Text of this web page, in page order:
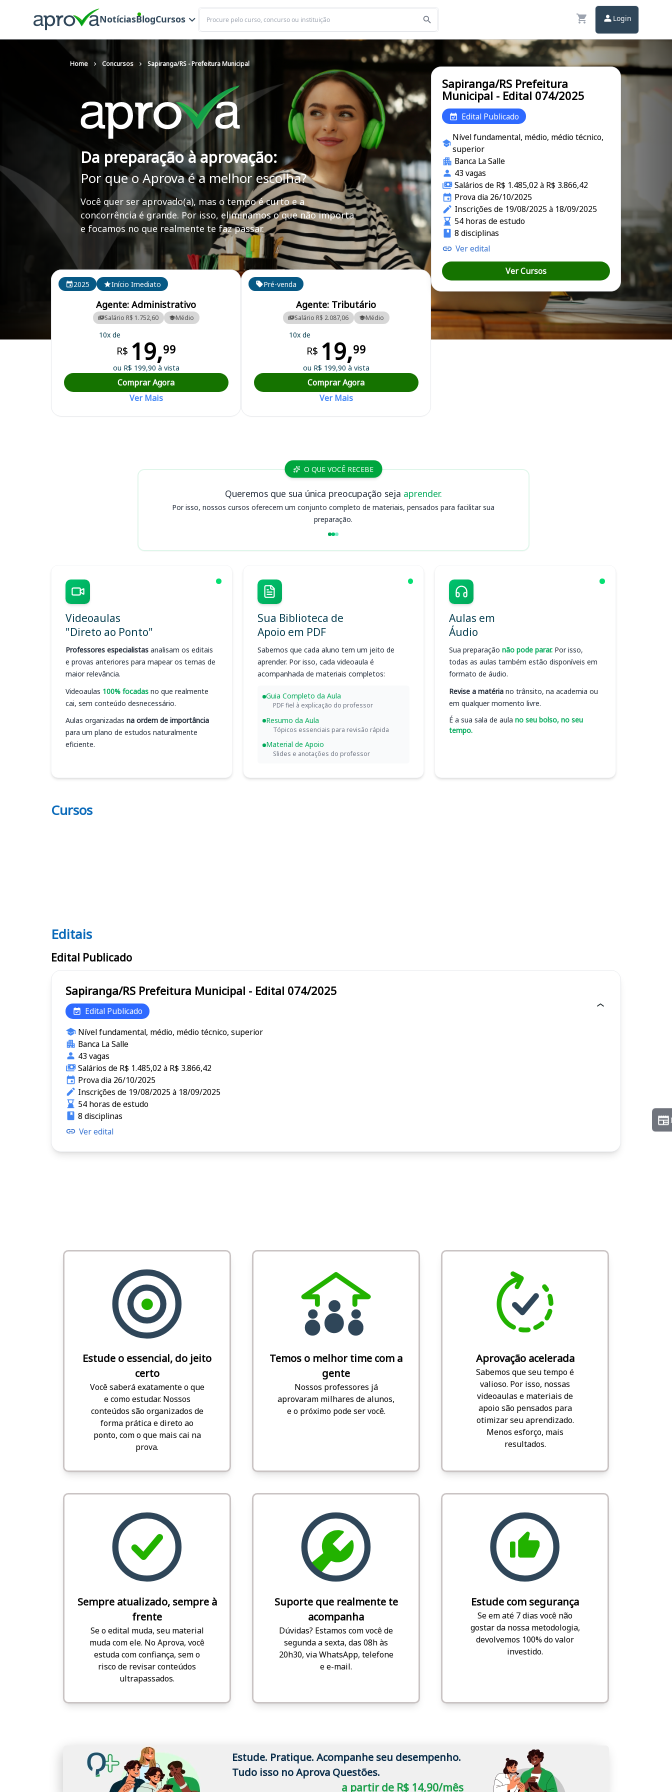
NotíciasBlogCursos
Buscar
Login
Home Concursos Sapiranga/RS - Prefeitura Municipal
Da preparação à aprovação:
Por que o Aprova é a melhor escolha?
Você quer ser aprovado(a), mas o tempo é curto e a
concorrência é grande. Por isso, eliminamos o que não importa
e focamos no que realmente te faz passar.
Curso Preparatório para o Concurso Sapiranga/RS - Prefeitura Municipal
Cursos em destaque para passar no concurso
2025
Início Imediato
Agente: Administrativo
Salário R$ 1.752,60 Médio
10x de
R$ 19,99
ou R$ 199,90 à vista
Comprar Agora
Ver Mais
Pré-venda
Agente: Tributário
Salário R$ 2.087,06 Médio
10x de
R$ 19,99
ou R$ 199,90 à vista
Comprar Agora
Ver Mais
Sapiranga/RS Prefeitura
Municipal - Edital 074/2025
Edital Publicado
Nível fundamental, médio, médio técnico,
superior
Banca La Salle
43 vagas
Salários de R$ 1.485,02 à R$ 3.866,42
Prova dia 26/10/2025
Inscrições de 19/08/2025 à 18/09/2025
54 horas de estudo
8 disciplinas
Ver edital
Ver Cursos
O QUE VOCÊ RECEBE
Queremos que sua única preocupação seja aprender.
Por isso, nossos cursos oferecem um conjunto completo de materiais, pensados para facilitar sua
preparação.
Videoaulas
"Direto ao Ponto"
Professores especialistas analisam os editais
e provas anteriores para mapear os temas de
maior relevância.
Videoaulas 100% focadas no que realmente
cai, sem conteúdo desnecessário.
Aulas organizadas na ordem de importância
para um plano de estudos naturalmente
eficiente.
Sua Biblioteca de
Apoio em PDF
Sabemos que cada aluno tem um jeito de
aprender. Por isso, cada videoaula é
acompanhada de materiais completos:
Guia Completo da Aula
PDF fiel à explicação do professor
Resumo da Aula
Tópicos essenciais para revisão rápida
Material de Apoio
Slides e anotações do professor
Aulas em
Áudio
Sua preparação não pode parar. Por isso,
todas as aulas também estão disponíveis em
formato de áudio.
Revise a matéria no trânsito, na academia ou
em qualquer momento livre.
É a sua sala de aula no seu bolso, no seu
tempo.
Cursos
Editais
Editais
Edital Publicado
Sapiranga/RS Prefeitura Municipal - Edital 074/2025
Edital Publicado
Nível fundamental, médio, médio técnico, superior
Banca La Salle
43 vagas
Salários de R$ 1.485,02 à R$ 3.866,42
Prova dia 26/10/2025
Inscrições de 19/08/2025 à 18/09/2025
54 horas de estudo
8 disciplinas
Ver edital
Estude o essencial, do jeito
certo
Você saberá exatamente o que
e como estudar. Nossos
conteúdos são organizados de
forma prática e direto ao
ponto, com o que mais cai na
prova.
Temos o melhor time com a
gente
Nossos professores já
aprovaram milhares de alunos,
e o próximo pode ser você.
Aprovação acelerada
Sabemos que seu tempo é
valioso. Por isso, nossas
videoaulas e materiais de
apoio são pensados para
otimizar seu aprendizado.
Menos esforço, mais
resultados.
Sempre atualizado, sempre à
frente
Se o edital muda, seu material
muda com ele. No Aprova, você
estuda com confiança, sem o
risco de revisar conteúdos
ultrapassados.
Suporte que realmente te
acompanha
Dúvidas? Estamos com você de
segunda a sexta, das 08h às
20h30, via WhatsApp, telefone
e e-mail.
Estude com segurança
Se em até 7 dias você não
gostar da nossa metodologia,
devolvemos 100% do valor
investido.
Estude. Pratique. Acompanhe seu desempenho.
Tudo isso no Aprova Questões.
a partir de R$ 14,90/mês